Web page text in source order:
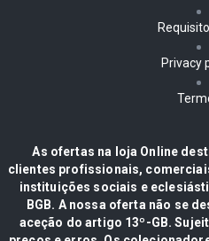
Privacy
As ofertas na loja Online
clientes profissionais,
instituições sociais e
BGB. A nossa oferta não se
aceção do artigo 13º-GB.